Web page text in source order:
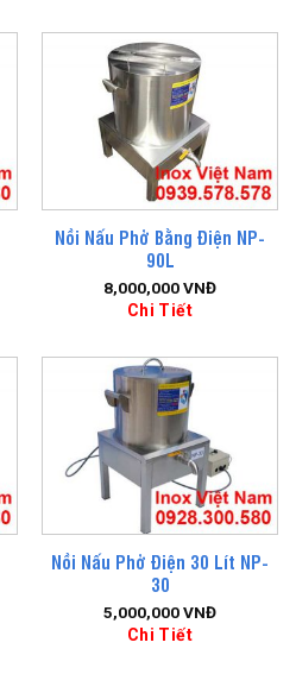
Nồi Nấu Phở Bằng Điện NP-
90L
8,000,000VNĐ
Chi Tiết
Nồi Nấu Phở Điện 30 Lít NP-
30
5,000,000VNĐ
Chi Tiết